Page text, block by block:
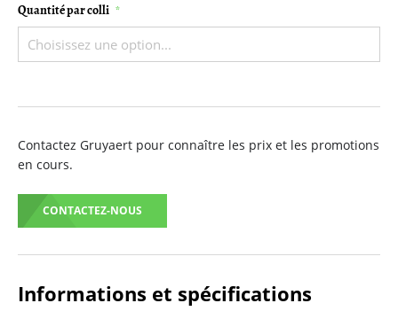
Quantité par colli
Contactez Gruyaert pour connaître les prix et les promotions
en cours.
CONTACTEZ-NOUS
Informations et spécifications